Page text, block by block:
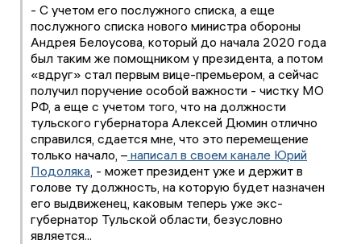
- С учетом его послужного списка, а еще
послужного списка нового министра обороны
Андрея Белоусова, который до начала 2020 года
был таким же помощником у президента, а потом
«вдруг» стал первым вице-премьером, а сейчас
получил поручение особой важности - чистку МО
РФ, а еще с учетом того, что на должности
тульского губернатора Алексей Дюмин отлично
справился, сдается мне, что это перемещение
только начало, – написал в своем канале Юрий
Подоляка , - может президент уже и держит в
голове ту должность, на которую будет назначен
его выдвиженец, каковым теперь уже экс-
губернатор Тульской области, безусловно
является...